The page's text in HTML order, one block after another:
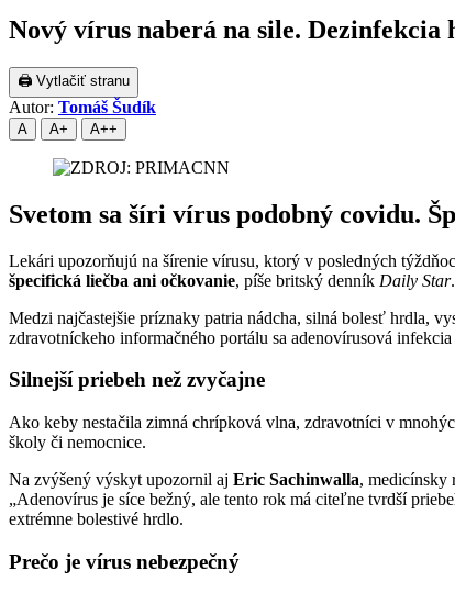
Nový vírus naberá na sile.
🖨 Vytlačiť stranu
Autor: Tomáš Šudík
A A+ A++
Svetom sa šíri vírus podobný covidu.
Lekári upozorňujú na šírenie vírusu, ktorý v posledných
špecifická liečba ani očkovanie, píše britský denník Daily Star.
Medzi najčastejšie príznaky patria nádcha, silná bolesť hrdla,
zdravotníckeho informačného portálu sa adenovírusová
Silnejší priebeh než zvyčajne
Ako keby nestačila zimná chrípková vlna, zdravotníci v
školy či nemocnice.
Na zvýšený výskyt upozornil aj Eric Sachinwalla, medicínsky
„Adenovírus je síce bežný, ale tento rok má citeľne tvrdší
extrémne bolestivé hrdlo.
Prečo je vírus nebezpečný